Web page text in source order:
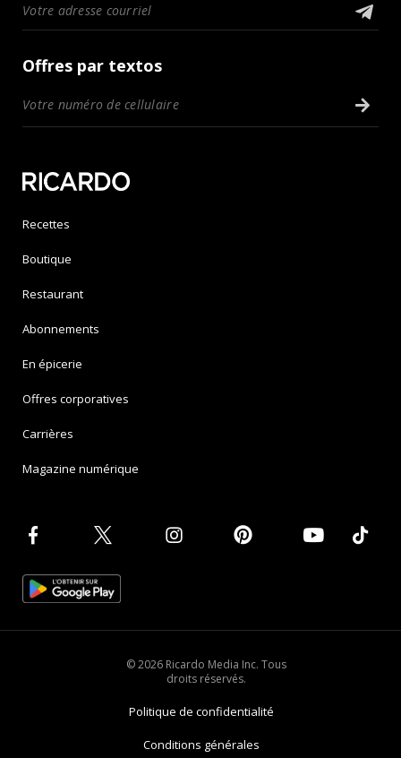
Offres par textos
Recettes
Boutique
Restaurant
Abonnements
En épicerie
Offres corporatives
Carrières
Magazine numérique
© 2026 Ricardo Media Inc. Tous
droits réservés.
Politique de confidentialité
Conditions générales